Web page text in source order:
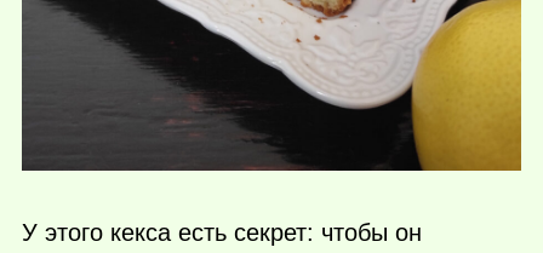
У этого кекса есть секрет: чтобы он